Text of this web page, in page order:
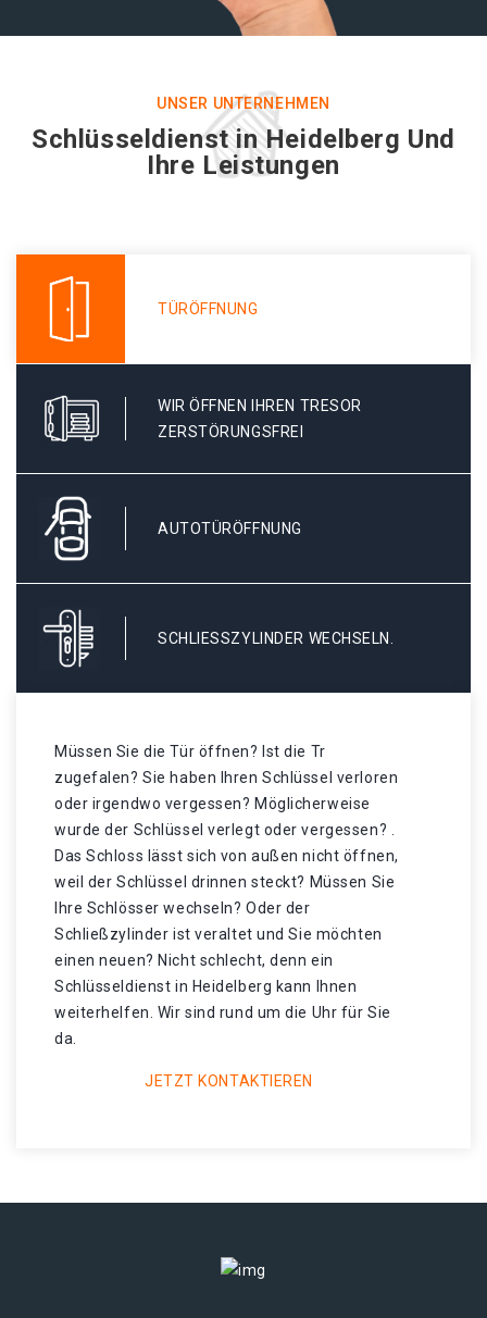
UNSER UNTERNEHMEN
Schlüsseldienst in Heidelberg Und
Ihre Leistungen
TÜRÖFFNUNG
WIR ÖFFNEN IHREN TRESOR
ZERSTÖRUNGSFREI
AUTOTÜRÖFFNUNG
SCHLIESSZYLINDER WECHSELN.
Müssen Sie die Tür öffnen? Ist die Tr
zugefalen? Sie haben Ihren Schlüssel verloren
oder irgendwo vergessen? Möglicherweise
wurde der Schlüssel verlegt oder vergessen? .
Das Schloss lässt sich von außen nicht öffnen,
weil der Schlüssel drinnen steckt? Müssen Sie
Ihre Schlösser wechseln? Oder der
Schließzylinder ist veraltet und Sie möchten
einen neuen? Nicht schlecht, denn ein
Schlüsseldienst in Heidelberg kann Ihnen
weiterhelfen. Wir sind rund um die Uhr für Sie
da.
JETZT KONTAKTIEREN